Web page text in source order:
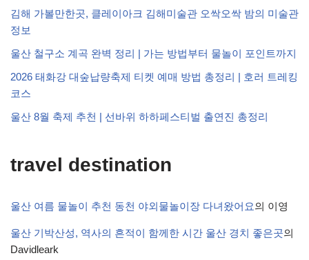
김해 가볼만한곳, 클레이아크 김해미술관 오싹오싹 밤의 미술관
정보
울산 철구소 계곡 완벽 정리 | 가는 방법부터 물놀이 포인트까지
2026 태화강 대숲납량축제 티켓 예매 방법 총정리 | 호러 트레킹
코스
울산 8월 축제 추천 | 선바위 하하페스티벌 출연진 총정리
travel destination
울산 여름 물놀이 추천 동천 야외물놀이장 다녀왔어요의 이영
울산 기박산성, 역사의 흔적이 함께한 시간 울산 경치 좋은곳의
Davidleark